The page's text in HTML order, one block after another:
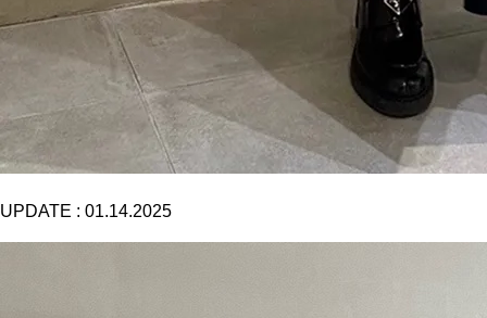
UPDATE : 01.14.2025